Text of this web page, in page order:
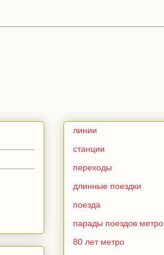
линии
станции
переходы
длинные поездки
поезда
парады поездов метро
80 лет метро